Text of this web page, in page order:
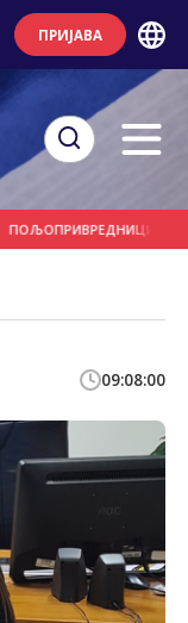
ПРИЈАВА
09:08:00